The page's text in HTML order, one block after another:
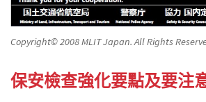
Copyright© 2008 MLIT Japan. All Rights
保安檢查強化要點及要注